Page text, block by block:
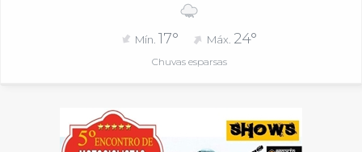
Mín. 17° Máx. 24°
Chuvas esparsas